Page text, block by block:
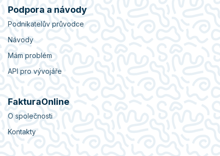
Podpora a návody
Podnikatelův průvodce
Návody
Mám problém
API pro vývojáře
FakturaOnline
O společnosti
Kontakty